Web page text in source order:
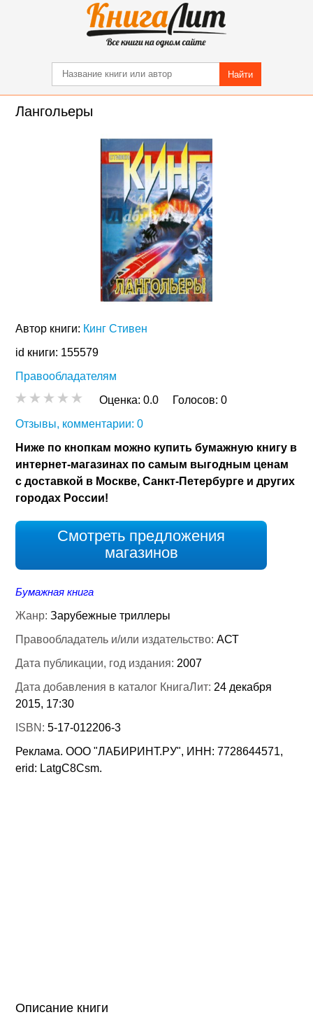
Найти
Лангольеры
Автор книги: Кинг Стивен
id книги: 155579
Правообладателям
Оценка:0.0 Голосов:0
Отзывы, комментарии: 0
Ниже по кнопкам можно купить бумажную книгу в
интернет-магазинах по самым выгодным ценам
с доставкой в Москве, Санкт-Петербурге и других
городах России!
Смотреть предложения
магазинов
Бумажная книга
Жанр:Зарубежные триллеры
Правообладатель и/или издательство:АСТ
Дата публикации, год издания: 2007
Дата добавления в каталог КнигаЛит: 24 декабря
2015, 17:30
ISBN:5-17-012206-3
Реклама. ООО "ЛАБИРИНТ.РУ", ИНН: 7728644571,
erid: LatgC8Csm.
Описание книги